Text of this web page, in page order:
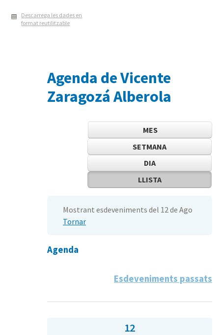
Descarrega les dades en
format reutilitzable
Agenda de Vicente
Zaragozá Alberola
MES
SETMANA
DIA
LLISTA
Mostrant esdeveniments del 12 de Ago
Tornar
Agenda
Esdeveniments passats
12